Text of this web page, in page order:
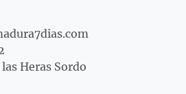
Heras Sordo